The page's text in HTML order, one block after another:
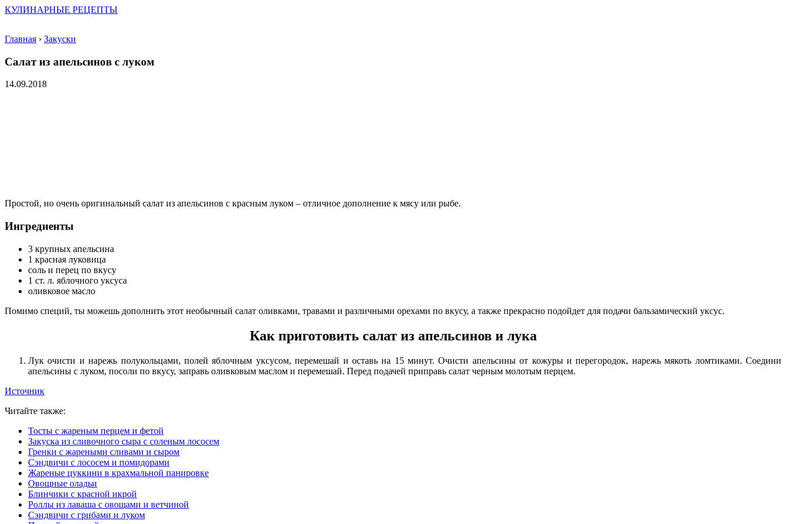
КУЛИНАРНЫЕ РЕЦЕПТЫ
Главная › Закуски
Салат из апельсинов с луком
14.09.2018
Простой, но очень оригинальный салат из апельсинов с красным луком – отличное дополнение к мясу или рыбе.
Ингредиенты
3 крупных апельсина
1 красная луковица
соль и перец по вкусу
1 ст. л. яблочного уксуса
оливковое масло
Помимо специй, ты можешь дополнить этот необычный салат оливками, травами и различными орехами по вкусу, а также прекрасно подойдет для подачи бальзамический уксус.
Как приготовить салат из апельсинов и лука
Лук очисти и нарежь полукольцами, полей яблочным уксусом, перемешай и оставь на 15 минут. Очисти апельсины от кожуры и перегородок, нарежь мякоть ломтиками. Соедини
апельсины с луком, посоли по вкусу, заправь оливковым маслом и перемешай. Перед подачей приправь салат черным молотым перцем.
Источник
Читайте также:
Тосты с жареным перцем и фетой
Закуска из сливочного сыра с соленым лососем
Гренки с жареными сливами и сыром
Сэндвичи с лососем и помидорами
Жареные цуккини в крахмальной панировке
Овощные оладьи
Блинчики с красной икрой
Роллы из лаваша с овощами и ветчиной
Сэндвичи с грибами и луком